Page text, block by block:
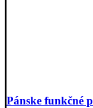
Pánske funkčné